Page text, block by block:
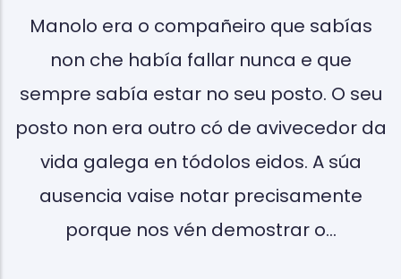
Manolo era o compañeiro que sabías
non che había fallar nunca e que
sempre sabía estar no seu posto. O seu
posto non era outro có de avivecedor da
vida galega en tódolos eidos. A súa
ausencia vaise notar precisamente
porque nos vén demostrar o…